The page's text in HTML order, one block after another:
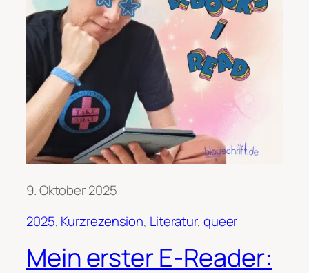
9. Oktober 2025
2025, Kurzrezension, Literatur, queer
Mein erster E-Reader: